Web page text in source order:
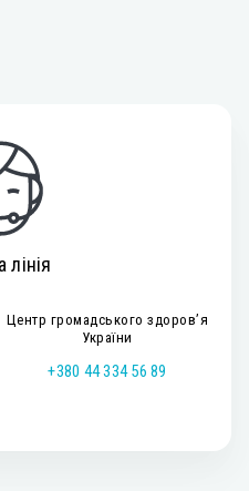
лінія
Центр громадського здоров’я
України
+380 44 334 56 89